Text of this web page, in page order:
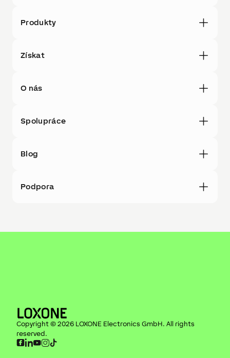
Produkty
Získat
O nás
Spolupráce
Blog
Podpora
Copyright © 2026 LOXONE Electronics GmbH. All rights
reserved.